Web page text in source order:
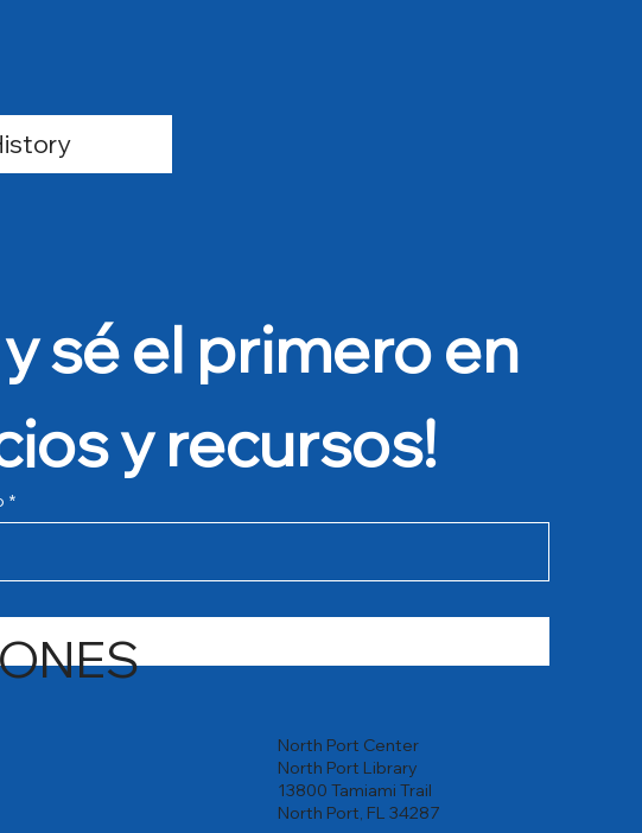
North Port Center
North Port Library
13800 Tamiami Trail
North Port, FL 34287
sé el primero en
y recursos!
*